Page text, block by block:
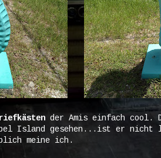
der Amis einfach cool.
Island gesehen...ist er nicht
meine ich.